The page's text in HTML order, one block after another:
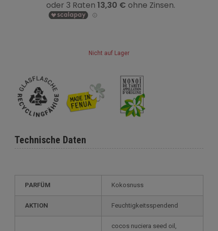
Nicht auf Lager
Technische Daten
PARFÜM Kokosnuss
AKTION Feuchtigkeitsspendend
cocos nuciera seed oil,